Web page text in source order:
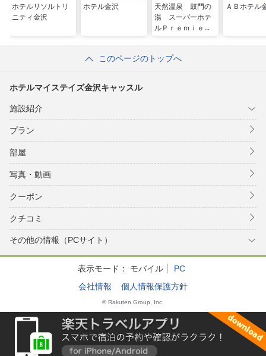
ホテルリソルトリ
ニティ金沢
ホテル金沢
天然温泉 鼓門の
湯 スーパーホテ
ルＰｒｅｍｉｅｒ
ＡＢホテル
このページのトップへ
ホテルマイステイズ金沢キャッスル
施設紹介
プラン
部屋
写真・動画
クーポン
クチコミ
その他の情報（PCサイト）
表示モード： モバイル
PC
会社情報
個人情報保護方針
© Rakuten Group, Inc.